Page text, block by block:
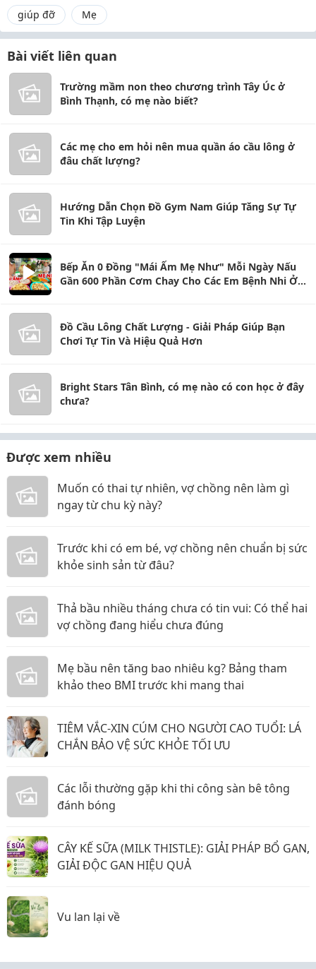
giúp đỡ
Mẹ
Bài viết liên quan
Trường mầm non theo chương trình Tây Úc ở
Bình Thạnh, có mẹ nào biết?
Các mẹ cho em hỏi nên mua quần áo cầu lông ở
đâu chất lượng?
Hướng Dẫn Chọn Đồ Gym Nam Giúp Tăng Sự Tự
Tin Khi Tập Luyện
Bếp Ăn 0 Đồng "Mái Ấm Mẹ Như" Mỗi Ngày Nấu
Gần 600 Phần Cơm Chay Cho Các Em Bệnh Nhi Ở
Đồ Cầu Lông Chất Lượng - Giải Pháp Giúp Bạn
Chơi Tự Tin Và Hiệu Quả Hơn
Bright Stars Tân Bình, có mẹ nào có con học ở đây
chưa?
Được xem nhiều
Muốn có thai tự nhiên, vợ chồng nên làm gì
ngay từ chu kỳ này?
Trước khi có em bé, vợ chồng nên chuẩn bị sức
khỏe sinh sản từ đâu?
Thả bầu nhiều tháng chưa có tin vui: Có thể hai
vợ chồng đang hiểu chưa đúng
Mẹ bầu nên tăng bao nhiêu kg? Bảng tham
khảo theo BMI trước khi mang thai
TIÊM VẮC-XIN CÚM CHO NGƯỜI CAO TUỔI: LÁ
CHẮN BẢO VỆ SỨC KHỎE TỐI ƯU
Các lỗi thường gặp khi thi công sàn bê tông
đánh bóng
CÂY KẾ SỮA (MILK THISTLE): GIẢI PHÁP BỔ GAN,
GIẢI ĐỘC GAN HIỆU QUẢ
Vu lan lại về